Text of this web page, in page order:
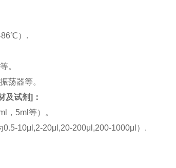
）.
。
荡器等。
及试剂]：
，5ml等）。
0.5-10μl,2-20μl,20-200μl,200-1000μl）.